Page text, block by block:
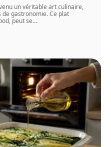
un véritable art culinaire,
gastronomie. Ce plat
peut se…